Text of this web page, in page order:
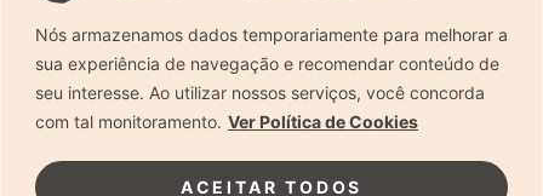
Nós armazenamos dados temporariamente para melhorar a
sua experiência de navegação e recomendar conteúdo de
seu interesse. Ao utilizar nossos serviços, você concorda
com tal monitoramento. Ver Política de Cookies
ACEITAR TODOS
Rua Costa Carvalho, 419 – Pinheiros, São Paulo –
SP. CEP 05429-130 – Telefone: (11) 94494-1818
Direitos Reservados.Clique Aquie acesse nossa